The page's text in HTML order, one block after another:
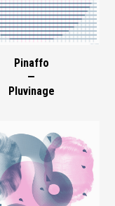
Pinaffo
—
Pluvinage